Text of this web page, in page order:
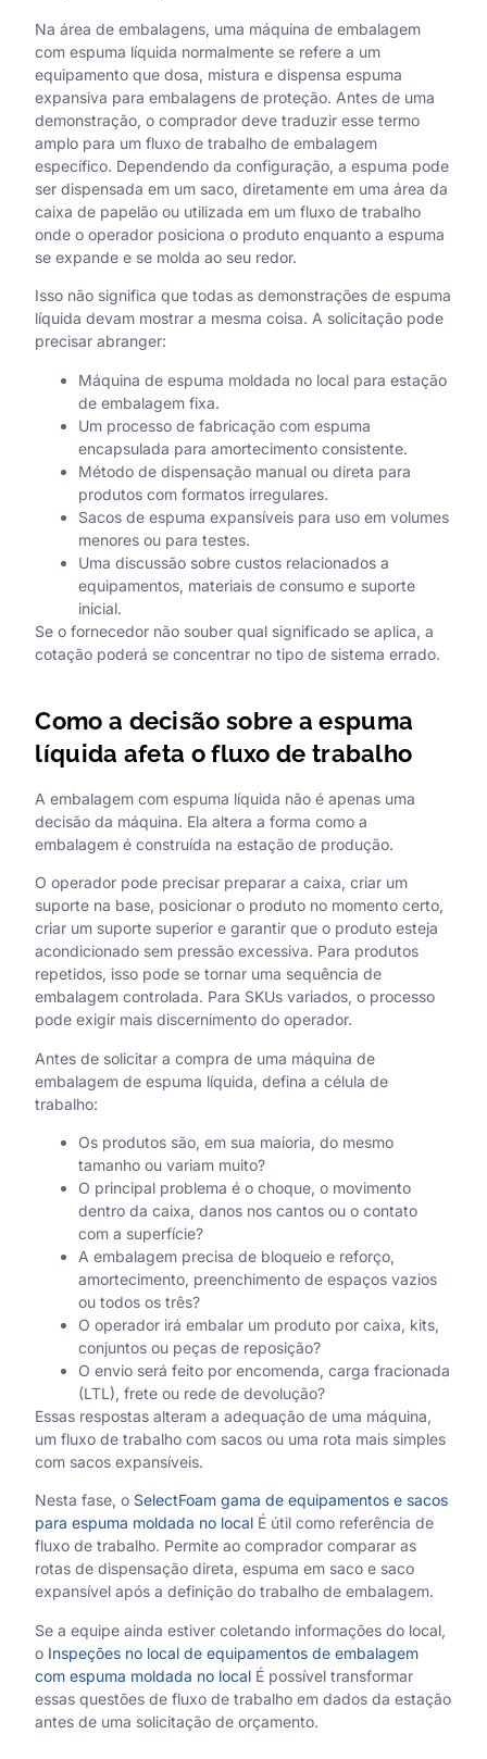
Na área de embalagens, uma máquina de embalagem
com espuma líquida normalmente se refere a um
equipamento que dosa, mistura e dispensa espuma
expansiva para embalagens de proteção. Antes de uma
demonstração, o comprador deve traduzir esse termo
amplo para um fluxo de trabalho de embalagem
específico. Dependendo da configuração, a espuma pode
ser dispensada em um saco, diretamente em uma área da
caixa de papelão ou utilizada em um fluxo de trabalho
onde o operador posiciona o produto enquanto a espuma
se expande e se molda ao seu redor.
Isso não significa que todas as demonstrações de espuma
líquida devam mostrar a mesma coisa. A solicitação pode
precisar abranger:
Máquina de espuma moldada no local para estação
de embalagem fixa.
Um processo de fabricação com espuma
encapsulada para amortecimento consistente.
Método de dispensação manual ou direta para
produtos com formatos irregulares.
Sacos de espuma expansíveis para uso em volumes
menores ou para testes.
Uma discussão sobre custos relacionados a
equipamentos, materiais de consumo e suporte
inicial.
Se o fornecedor não souber qual significado se aplica, a
cotação poderá se concentrar no tipo de sistema errado.
Como a decisão sobre a espuma
líquida afeta o fluxo de trabalho
A embalagem com espuma líquida não é apenas uma
decisão da máquina. Ela altera a forma como a
embalagem é construída na estação de produção.
O operador pode precisar preparar a caixa, criar um
suporte na base, posicionar o produto no momento certo,
criar um suporte superior e garantir que o produto esteja
acondicionado sem pressão excessiva. Para produtos
repetidos, isso pode se tornar uma sequência de
embalagem controlada. Para SKUs variados, o processo
pode exigir mais discernimento do operador.
Antes de solicitar a compra de uma máquina de
embalagem de espuma líquida, defina a célula de
trabalho:
Os produtos são, em sua maioria, do mesmo
tamanho ou variam muito?
O principal problema é o choque, o movimento
dentro da caixa, danos nos cantos ou o contato
com a superfície?
A embalagem precisa de bloqueio e reforço,
amortecimento, preenchimento de espaços vazios
ou todos os três?
O operador irá embalar um produto por caixa, kits,
conjuntos ou peças de reposição?
O envio será feito por encomenda, carga fracionada
(LTL), frete ou rede de devolução?
Essas respostas alteram a adequação de uma máquina,
um fluxo de trabalho com sacos ou uma rota mais simples
com sacos expansíveis.
Nesta fase, o SelectFoam gama de equipamentos e sacos
para espuma moldada no local É útil como referência de
fluxo de trabalho. Permite ao comprador comparar as
rotas de dispensação direta, espuma em saco e saco
expansível após a definição do trabalho de embalagem.
Se a equipe ainda estiver coletando informações do local,
o Inspeções no local de equipamentos de embalagem
com espuma moldada no local É possível transformar
essas questões de fluxo de trabalho em dados da estação
antes de uma solicitação de orçamento.